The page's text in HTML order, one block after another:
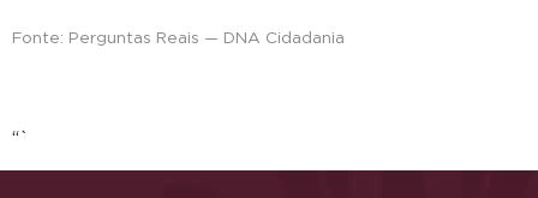
Fonte: Perguntas Reais — DNA Cidadania
“`